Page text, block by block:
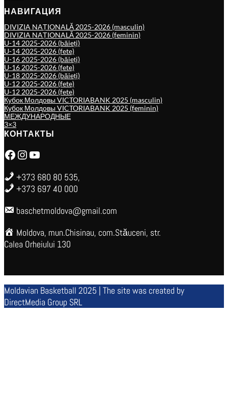
НАВИГАЦИЯ
DIVIZIA NAȚIONALĂ 2025-2026 (masculin)
DIVIZIA NAȚIONALĂ 2025-2026 (feminin)
U-14 2025-2026 (băieți)
U-14 2025-2026 (fete)
U-16 2025-2026 (băieți)
U-16 2025-2026 (fete)
U-18 2025-2026 (băieți)
U-12 2025-2026 (fete)
U-12 2025-2026 (fete)
Кубок Молдовы VICTORIABANK 2025 (masculin)
Кубок Молдовы VICTORIABANK 2025 (feminin)
МЕЖДУНАРОДНЫЕ
3×3
КОНТАКТЫ
Facebook Instagram YouTube
+373 680 80 535,
+373 697 40 000
baschetmoldova@gmail.com
Moldova, mun.Chisinau, com.Stăuceni, str.
Calea Orheiului 130
Moldavian Basketball 2025 | The site was created by
DirectMedia Group SRL